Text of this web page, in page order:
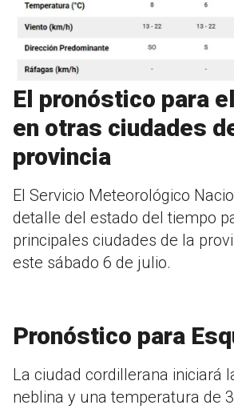
El pronóstico para
en otras ciudades
provincia
El Servicio Meteorológico
detalle del estado del tiempo
principales ciudades de la
este sábado 6 de julio.
Pronóstico para
La ciudad cordillerana iniciará
neblina y una temperatura de